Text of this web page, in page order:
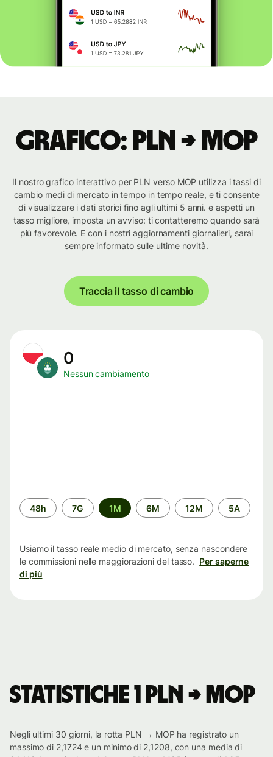
Grafico: PLN → MOP
Il nostro grafico interattivo per PLN verso MOP utilizza i tassi di
cambio medi di mercato in tempo in tempo reale, e ti consente
di visualizzare i dati storici fino agli ultimi 5 anni. e aspetti un
tasso migliore, imposta un avviso: ti contatteremo quando sarà
più favorevole. E con i nostri aggiornamenti giornalieri, sarai
sempre informato sulle ultime novità.
Traccia il tasso di cambio
0
Nessun cambiamento
Periodo
di
48h 7G 1M 6M 12M 5A
Usiamo il tasso reale medio di mercato, senza nascondere
le commissioni nelle maggiorazioni del tasso. Per saperne
di più
Statistiche 1 PLN → MOP
Negli ultimi 30 giorni, la rotta PLN → MOP ha registrato un
massimo di 2,1724 e un minimo di 2,1208, con una media di